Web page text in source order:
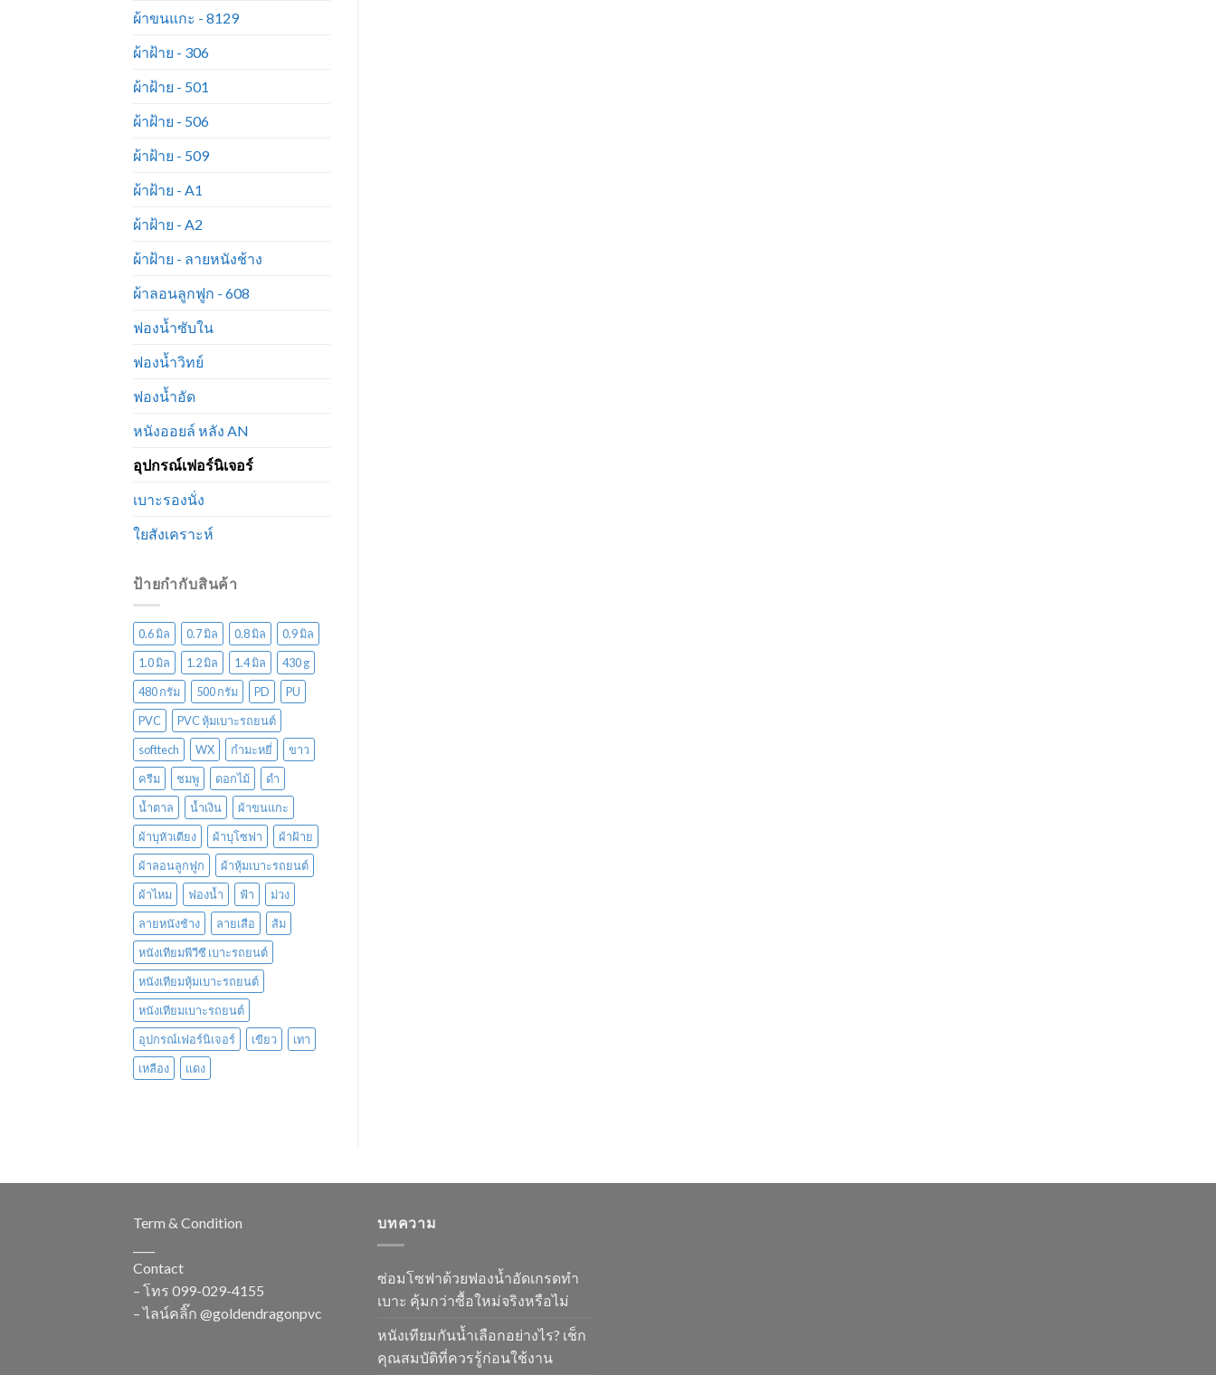
ผ้าขนแกะ - 8129
ผ้าฝ้าย - 306
ผ้าฝ้าย - 501
ผ้าฝ้าย - 506
ผ้าฝ้าย - 509
ผ้าฝ้าย - A1
ผ้าฝ้าย - A2
ผ้าฝ้าย - ลายหนังช้าง
ผ้าลอนลูกฟูก - 608
ฟองน้ำซับใน
ฟองน้ำวิทย์
ฟองน้ำอัด
หนังออยล์ หลัง AN
อุปกรณ์เฟอร์นิเจอร์
เบาะรองนั่ง
ใยสังเคราะห์
ป้ายกำกับสินค้า
0.6 มิล 0.7 มิล 0.8 มิล
0.9 มิล
1.0 มิล
1.2 มิล 1.4 มิล
430 g
480 กรัม
500 กรัม PD
PU
PVC
PVC หุ้มเบาะรถยนต์
softtech
WX กำมะหยี่
ขาว
ครีม
ชมพู ดอกไม้
ดำ
น้ำตาล
น้ำเงิน
ผ้าขนแกะ
ผ้าบุหัวเตียง
ผ้าบุโซฟา
ผ้าฝ้าย
ผ้าลอนลูกฟูก
ผ้าหุ้มเบาะรถยนต์
ผ้าไหม
ฟองน้ำ ฟ้า
ม่วง
ลายหนังช้าง
ลายเสือ
ส้ม
หนังเทียมพีวีซี เบาะรถยนต์
หนังเทียมหุ้มเบาะรถยนต์
หนังเทียมเบาะรถยนต์
อุปกรณ์เฟอร์นิเจอร์
เขียว
เทา
เหลือง
แดง
Term & Condition
Contact
– โทร 099-029-4155
– ไลน์คลิ๊ก @goldendragonpvc
บทความ
ซ่อมโซฟาด้วยฟองน้ำอัดเกรดทำ
เบาะ คุ้มกว่าซื้อใหม่จริงหรือไม่
หนังเทียมกันน้ำเลือกอย่างไร? เช็ก
คุณสมบัติที่ควรรู้ก่อนใช้งาน